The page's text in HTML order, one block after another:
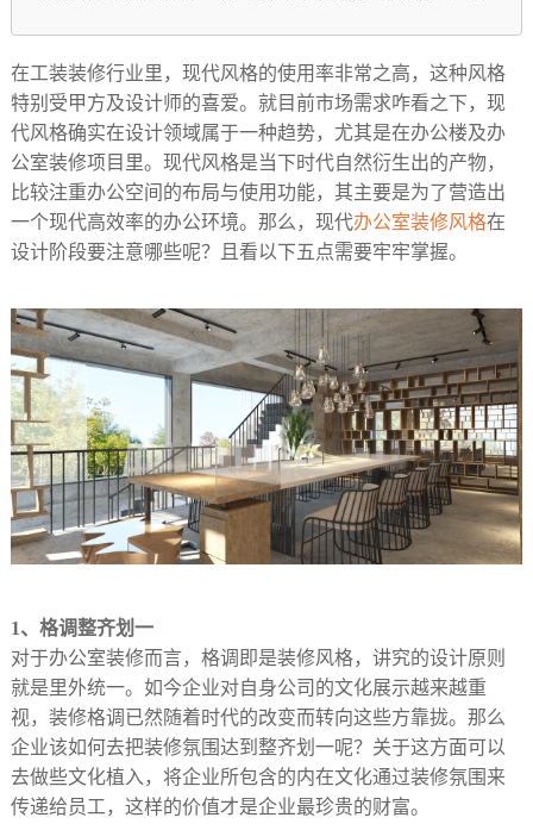
在工装装修行业里，现代风格的使用率非常之高，这种风格
特别受甲方及设计师的喜爱。就目前市场需求咋看之下，现
代风格确实在设计领域属于一种趋势，尤其是在办公楼及办
公室装修项目里。现代风格是当下时代自然衍生出的产物，
比较注重办公空间的布局与使用功能，其主要是为了营造出
一个现代高效率的办公环境。那么，现代办公室装修风格在
设计阶段要注意哪些呢？且看以下五点需要牢牢掌握。
1、格调整齐划一
对于办公室装修而言，格调即是装修风格，讲究的设计原则
就是里外统一。如今企业对自身公司的文化展示越来越重
视，装修格调已然随着时代的改变而转向这些方靠拢。那么
企业该如何去把装修氛围达到整齐划一呢？关于这方面可以
去做些文化植入，将企业所包含的内在文化通过装修氛围来
传递给员工，这样的价值才是企业最珍贵的财富。